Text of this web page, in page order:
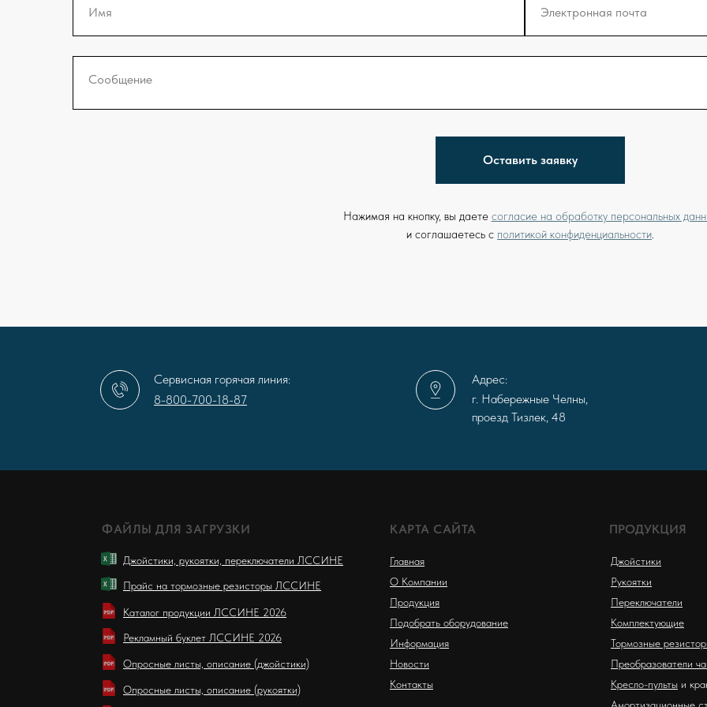
Имя Электронная почта
Сообщение
Оставить заявку
Нажимая на кнопку, вы даете согласие на обработку персональных
и соглашаетесь c политикой конфиденциальности
Сервисная горячая линия:
8-800-700-18-87
г. Набережные Челны,
проезд Тизлек, 48
Адрес:
ФАЙЛЫ ДЛЯ ЗАГРУЗКИ
Джойстики, рукоятки, переключатели ЛССИНЕ
Опросные листы, описание (джойстики)
КАРТА САЙТА
Главная
О Компании
Продукция
Подобрать оборудование
Информация
Новости
Контакты
ПРОДУКЦИЯ
Джойстики
Рукоятки
Переключатели
Комплектующие
Тормозные
Преобразователи
Кресло-пульты и
Амортизационные
Опросные листы, описание (рукоятки)
Прайс на тормозные резисторы ЛССИНЕ
Каталог продукции ЛССИНЕ 2026
Рекламный буклет ЛССИНЕ 2026